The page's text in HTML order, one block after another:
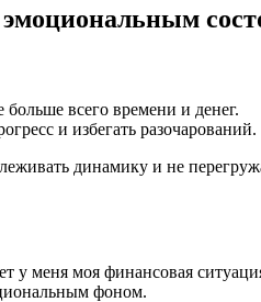
всего времени и денег.
и избегать разочарований.
динамику и не
у меня моя финансовая
фоном.